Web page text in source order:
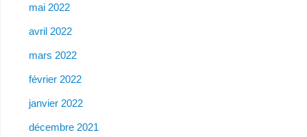
mai 2022
avril 2022
mars 2022
février 2022
janvier 2022
décembre 2021